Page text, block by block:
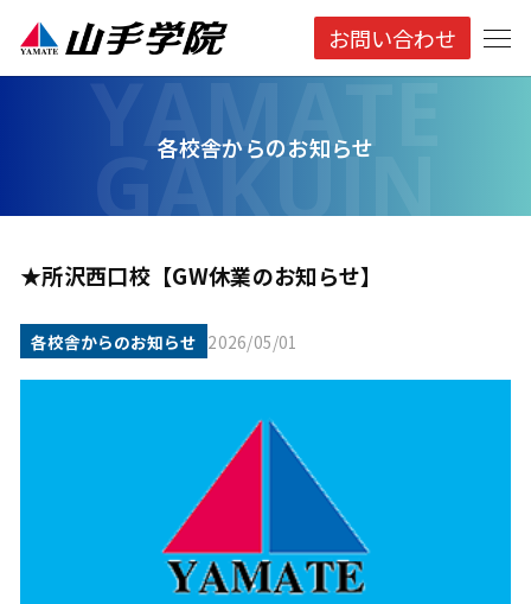
お問い合わせ
各校舎からのお知らせ
★所沢西口校【GW休業のお知らせ】
各校舎からのお知らせ 2026/05/01